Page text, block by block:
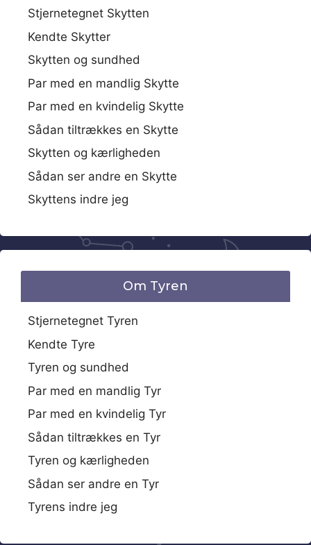
Stjernetegnet Skytten
Kendte Skytter
Skytten og sundhed
Par med en mandlig Skytte
Par med en kvindelig Skytte
Sådan tiltrækkes en Skytte
Skytten og kærligheden
Sådan ser andre en Skytte
Skyttens indre jeg
Om Tyren
Stjernetegnet Tyren
Kendte Tyre
Tyren og sundhed
Par med en mandlig Tyr
Par med en kvindelig Tyr
Sådan tiltrækkes en Tyr
Tyren og kærligheden
Sådan ser andre en Tyr
Tyrens indre jeg